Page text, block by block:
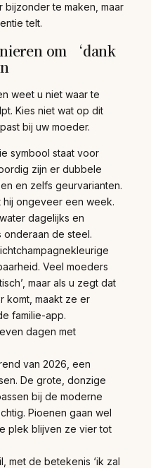
bijzonder te maken, maar
telt.
om ‘dank
weet u niet waar te
Kies niet wat op dit
bij uw moeder.
symbool staat voor
zijn er dubbele
en zelfs geurvarianten.
ongeveer een week.
dagelijks en
de steel.
Veel moeders
maar als u zegt dat
komt, maakt ze er
familie-app.
dagen met
van 2026, een
De grote, donzige
bij de moderne
Pioenen gaan wel
plek blijven ze vier tot
met de betekenis ‘ik zal